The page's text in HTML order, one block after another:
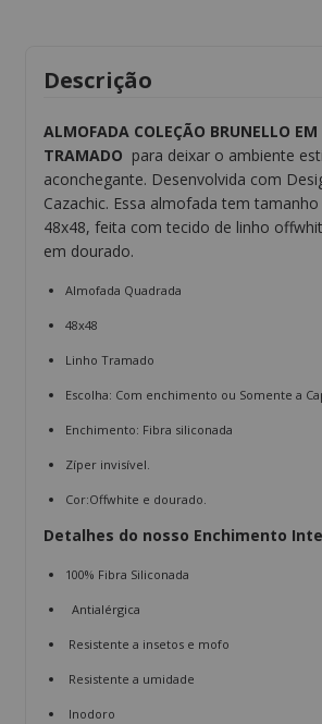
Descrição
ALMOFADA COLEÇÃO BRUNELLO
TRAMADO para deixar o ambiente
aconchegante. Desenvolvida com
Cazachic. Essa almofada tem
48x48, feita com tecido de linho
em dourado.
Almofada Quadrada
48x48
Linho Tramado
Escolha: Com enchimento ou Somente a
Enchimento: Fibra siliconada
Zíper invisível.
Cor:Offwhite e dourado.
Detalhes do nosso Enchimento
100% Fibra Siliconada
Antialérgica
Resistente a insetos e mofo
Resistente a umidade
Inodoro